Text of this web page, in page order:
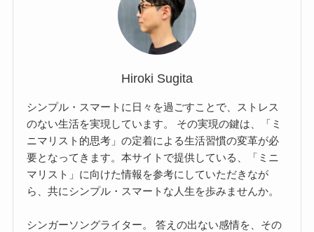
Hiroki Sugita
シンプル・スマートに日々を過ごすことで、ストレス
のない生活を実現しています。 その実現の鍵は、「ミ
ニマリスト的思考」の定着による生活習慣の変革が必
要となってきます。本サイトで提供している、「ミニ
マリスト」に向けた情報を参考にしていただきなが
ら、共にシンプル・スマートな人生を歩みませんか。
シンガーソングライター。 答えの出ない感情を、その